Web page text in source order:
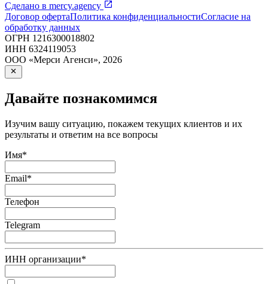
Сделано в mercy.agency
Договор офертаПолитика конфиденциальностиСогласие на
обработку данных
ОГРН 1216300018802
ИНН 6324119053
ООО «Мерси Агенси», 2026
Давайте познакомимся
Изучим вашу ситуацию, покажем текущих клиентов и их
результаты и ответим на все вопросы
Имя*
Email*
Телефон
Telegram
ИНН организации*